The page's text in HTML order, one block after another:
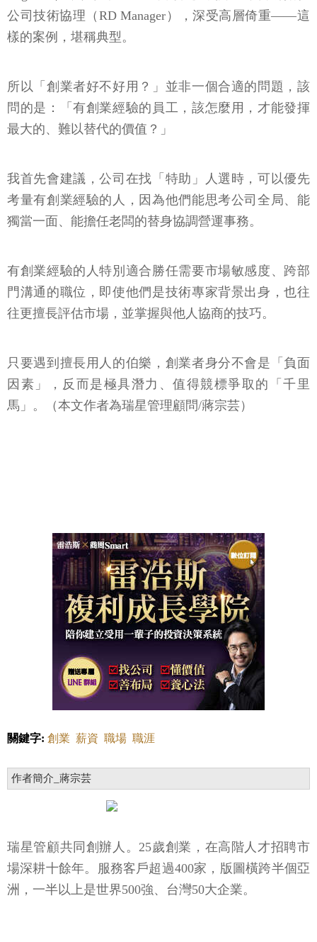
公司技術協理（RD Manager），深受高層倚重——這
樣的案例，堪稱典型。
所以「創業者好不好用？」並非一個合適的問題，該
問的是：「有創業經驗的員工，該怎麼用，才能發揮
最大的、難以替代的價值？」
我首先會建議，公司在找「特助」人選時，可以優先
考量有創業經驗的人，因為他們能思考公司全局、能
獨當一面、能擔任老闆的替身協調營運事務。
有創業經驗的人特別適合勝任需要市場敏感度、跨部
門溝通的職位，即使他們是技術專家背景出身，也往
往更擅長評估市場，並掌握與他人協商的技巧。
只要遇到擅長用人的伯樂，創業者身分不會是「負面
因素」，反而是極具潛力、值得競標爭取的「千里
馬」。（本文作者為瑞星管理顧問/蔣宗芸）
關鍵字: 創業 薪資 職場 職涯
作者簡介_蔣宗芸
瑞星管顧共同創辦人。25歲創業，在高階人才招聘市
場深耕十餘年。服務客戶超過400家，版圖橫跨半個亞
洲，一半以上是世界500強、台灣50大企業。